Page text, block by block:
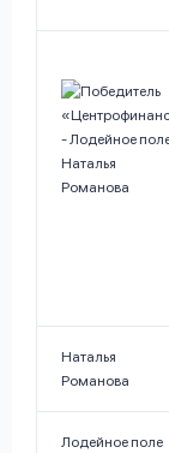
Наталья
Романова
Лодейное поле